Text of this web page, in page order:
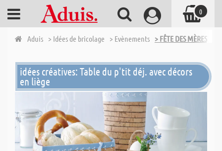
Aduis > Idées de bricolage > Evènements > FÊTE DES MÈRES,
idées créatives: Table du p'tit déj. avec décors
en liège
0